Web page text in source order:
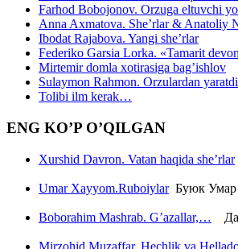
Farhod Bobojonov. Orzuga eltuvchi
Anna Axmatova. She’rlar & Anatoliy
Ibodat Rajabova. Yangi she’rlar
Federiko Garsia Lorka. «Tamarit
Mirtemir domla xotirasiga bag’ishlov
Sulaymon Rahmon. Orzulardan
Tolibi ilm kerak…
ENG KO’P O’QILGAN
Xurshid Davron. Vatan haqida she’rlar
Umar Xayyom.RuboiylarБуюк Умар
Boborahim Mashrab. G’azallar,…
Mirzohid Muzaffar. Hechlik va